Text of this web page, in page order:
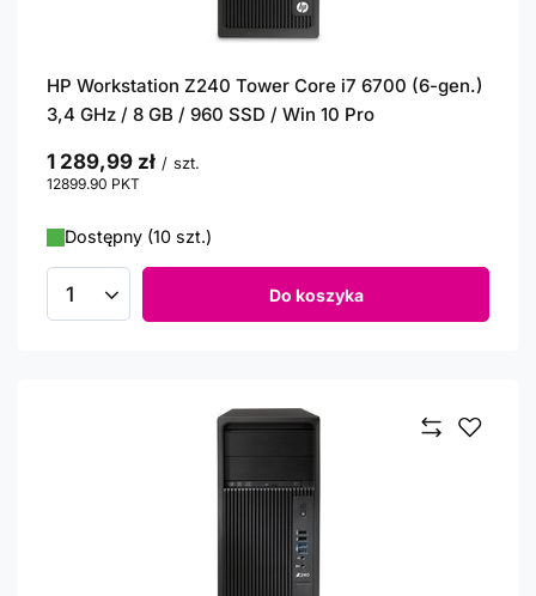
HP Workstation Z240 Tower Core i7 6700 (6-gen.)
3,4 GHz / 8 GB / 960 SSD / Win 10 Pro
1 289,99 zł / szt.
12899.90 PKT
Dostępny (10 szt.)
Ilość produktów Do koszyka